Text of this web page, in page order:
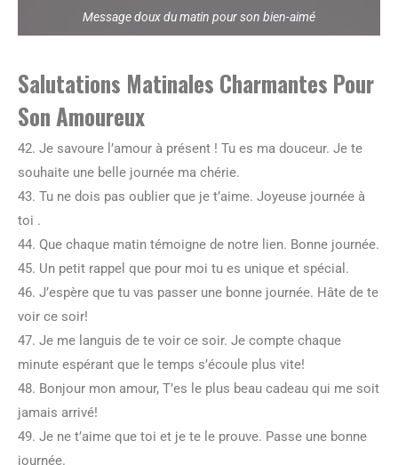
Message doux du matin pour son bien-aimé
Salutations Matinales Charmantes Pour
Son Amoureux
42. Je savoure l’amour à présent ! Tu es ma douceur. Je te
souhaite une belle journée ma chérie.
43. Tu ne dois pas oublier que je t’aime. Joyeuse journée à
toi .
44. Que chaque matin témoigne de notre lien. Bonne journée.
45. Un petit rappel que pour moi tu es unique et spécial.
46. J’espère que tu vas passer une bonne journée. Hâte de te
voir ce soir!
47. Je me languis de te voir ce soir. Je compte chaque
minute espérant que le temps s’écoule plus vite!
48. Bonjour mon amour, T’es le plus beau cadeau qui me soit
jamais arrivé!
49. Je ne t’aime que toi et je te le prouve. Passe une bonne
journée.